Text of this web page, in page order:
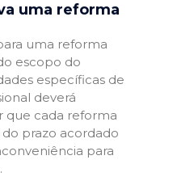
uma reforma
uma reforma
escopo do
específicas de
deverá
que cada reforma
prazo acordado
para